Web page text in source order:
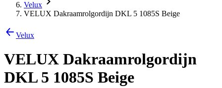
Velux
VELUX Dakraamrolgordijn DKL 5 1085S Beige
Velux
VELUX Dakraamrolgordijn
DKL 5 1085S Beige